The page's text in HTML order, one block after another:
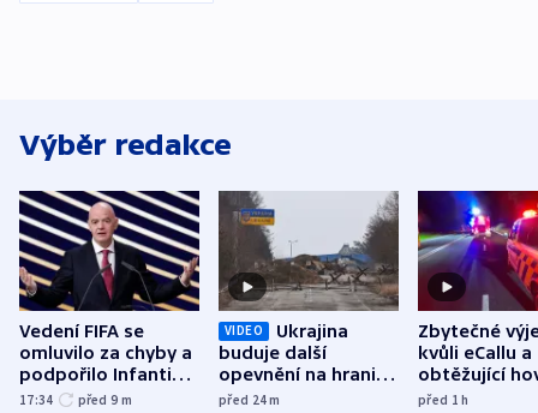
Výběr redakce
Vedení FIFA se
omluvilo za chyby a
podpořilo Infantina.
UEFA trvá na
17:34 před 9 m
VIDEO
Ukrajina
buduje další
opevnění na hranici
s Běloruskem
před 24m
Zbytečné
kvůli eCallu a
obtěžující
zdržují
před 1h